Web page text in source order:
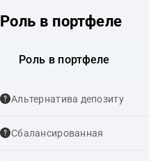
Роль в портфеле
Роль в портфеле
Альтернатива депозиту
Сбалансированная